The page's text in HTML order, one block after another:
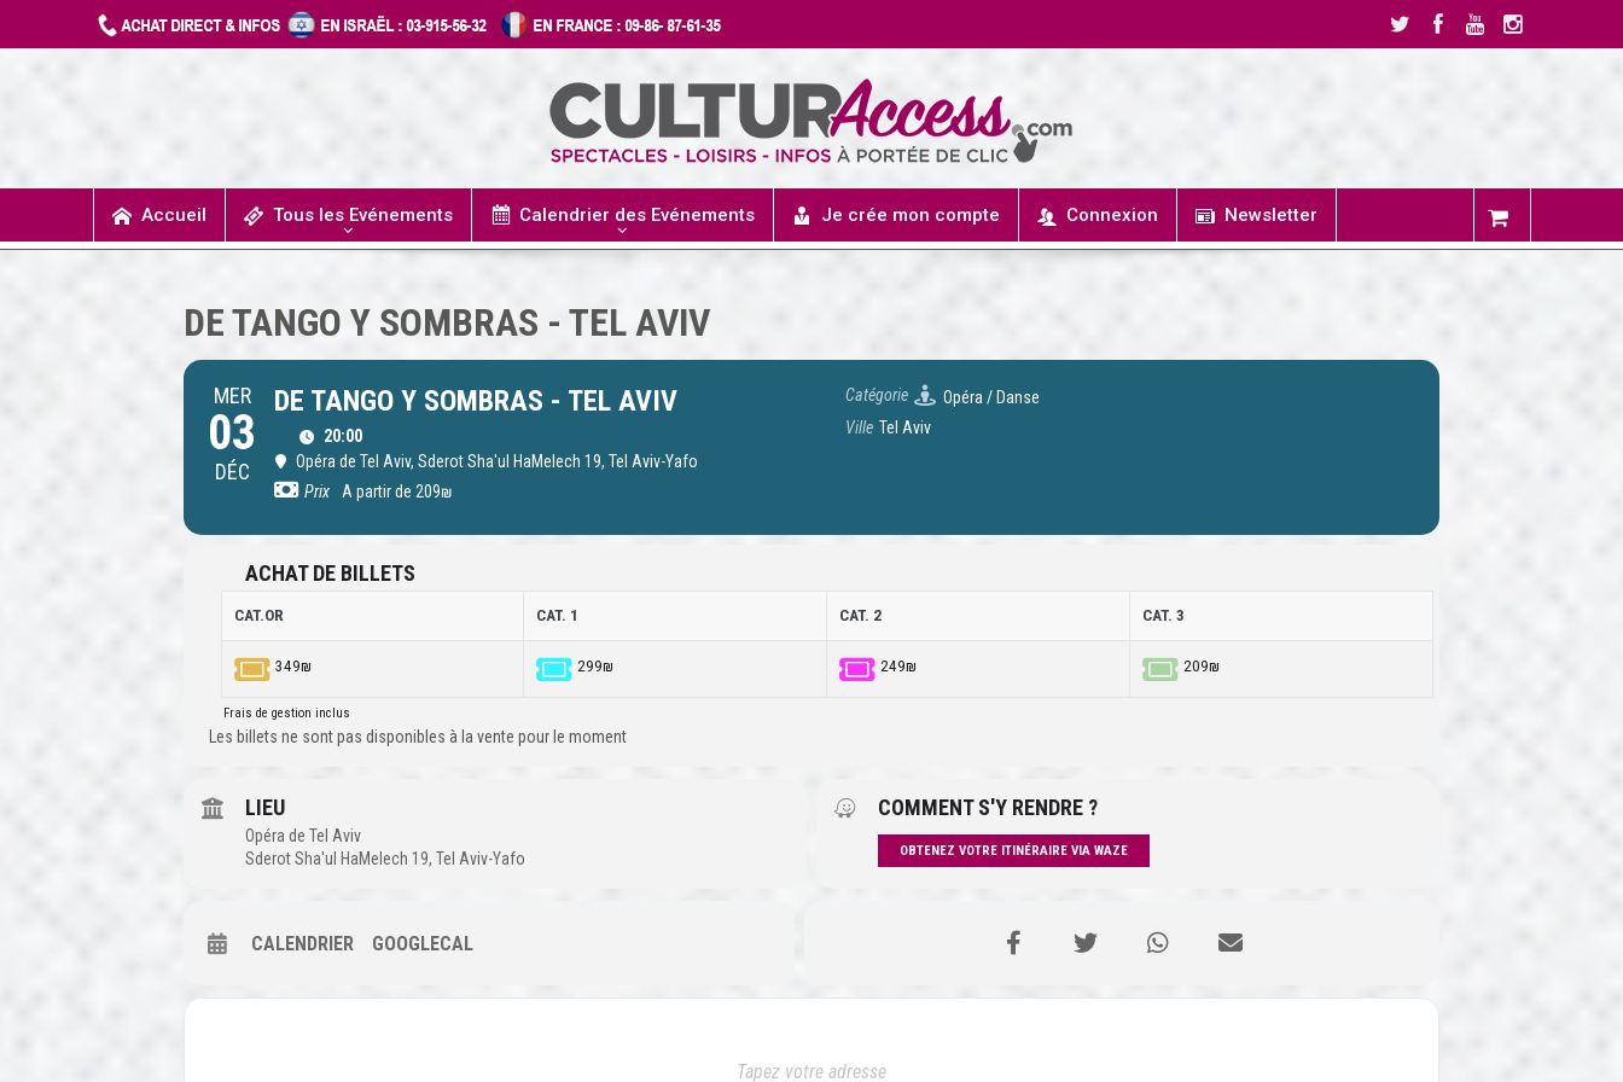
Accueil Tous les Evénements Calendrier des Evénements Je crée mon compte Connexion Newsletter
DE TANGO Y SOMBRAS - TEL AVIV
MER
03
DÉC
DE TANGO Y SOMBRAS - TEL AVIV
20:00
Opéra de Tel Aviv, Sderot Sha'ul HaMelech 19, Tel Aviv-Yafo
Prix
A partir de 209₪
Catégorie
Opéra / Danse
Ville Tel Aviv
ACHAT DE BILLETS
CAT.OR CAT. 1 CAT. 2 CAT. 3
349₪ 299₪ 249₪ 209₪
Frais de gestion inclus
Les billets ne sont pas disponibles à la vente pour le moment
LIEU
Opéra de Tel Aviv
Sderot Sha'ul HaMelech 19, Tel Aviv-Yafo
COMMENT S'Y RENDRE ?
OBTENEZ VOTRE ITINÉRAIRE VIA WAZE
CALENDRIER GOOGLECAL